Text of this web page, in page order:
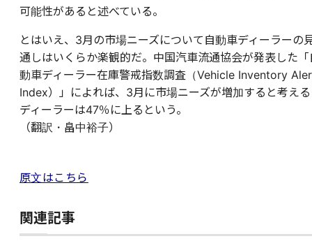
可能性があると述べている。
とはいえ、3月の市場ニーズについて自動車ディーラーの
通しはいくらか楽観的だ。中国汽車流通協会が発表した「
動車ディーラー在庫警戒指数調査（Vehicle Inventory
Index）」によれば、3月に市場ニーズが増加すると考える
ディーラーは47％に上るという。
（翻訳・畠中裕子）
原文はこちら
関連記事